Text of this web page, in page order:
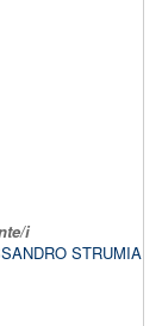
i
STRUMIA